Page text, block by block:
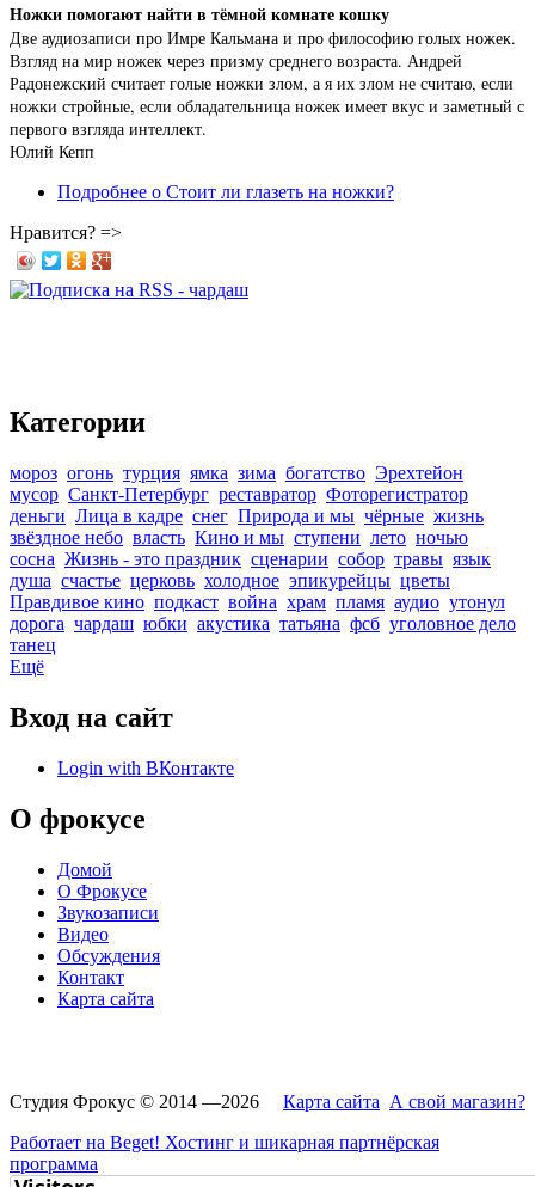
Ножки помогают найти в тёмной комнате кошку
Две аудиозаписи про Имре Кальмана и про философию голых ножек.
Взгляд на мир ножек через призму среднего возраста. Андрей
Радонежский считает голые ножки злом, а я их злом не считаю, если
ножки стройные, если обладательница ножек имеет вкус и заметный с
первого взгляда интеллект.
Юлий Кепп
Подробнее о Стоит ли глазеть на ножки?
Нравится? =>
Категории
мороз огонь турция ямка зима богатство Эрехтейон
мусор Санкт-Петербург реставратор Фоторегистратор
деньги Лица в кадре снег Природа и мы чёрные жизнь
звёздное небо власть Кино и мы ступени лето ночью
сосна Жизнь - это праздник сценарии собор травы язык
душа счастье церковь холодное эпикурейцы цветы
Правдивое кино подкаст война храм пламя аудио утонул
дорога чардаш юбки акустика татьяна фсб уголовное дело
танец
Ещё
Вход на сайт
Login with ВКонтакте
О фрокусе
Домой
О Фрокусе
Звукозаписи
Видео
Обсуждения
Контакт
Карта сайта
Студия Фрокус © 2014 —2026 Карта сайта А свой магазин?
Работает на Beget! Хостинг и шикарная партнёрская
программа